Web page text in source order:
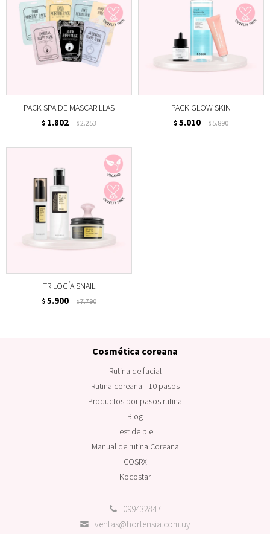
PACK SPA DE MASCARILLAS
$ 1.802 $2.253
PACK GLOW SKIN
$ 5.010 $5.890
TRILOGÍA SNAIL
$ 5.900 $7.790
099432847
ventas@hortensia.com.uy
Cosmética coreana
Rutina de facial
Rutina coreana - 10 pasos
Productos por pasos rutina
Blog
Test de piel
Manual de rutina Coreana
COSRX
Kocostar